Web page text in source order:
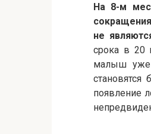
На 8-м
не
срока в 20
малыш уже
появление